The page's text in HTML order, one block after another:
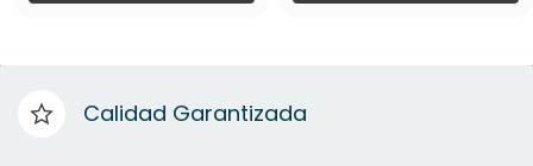
Calidad Garantizada